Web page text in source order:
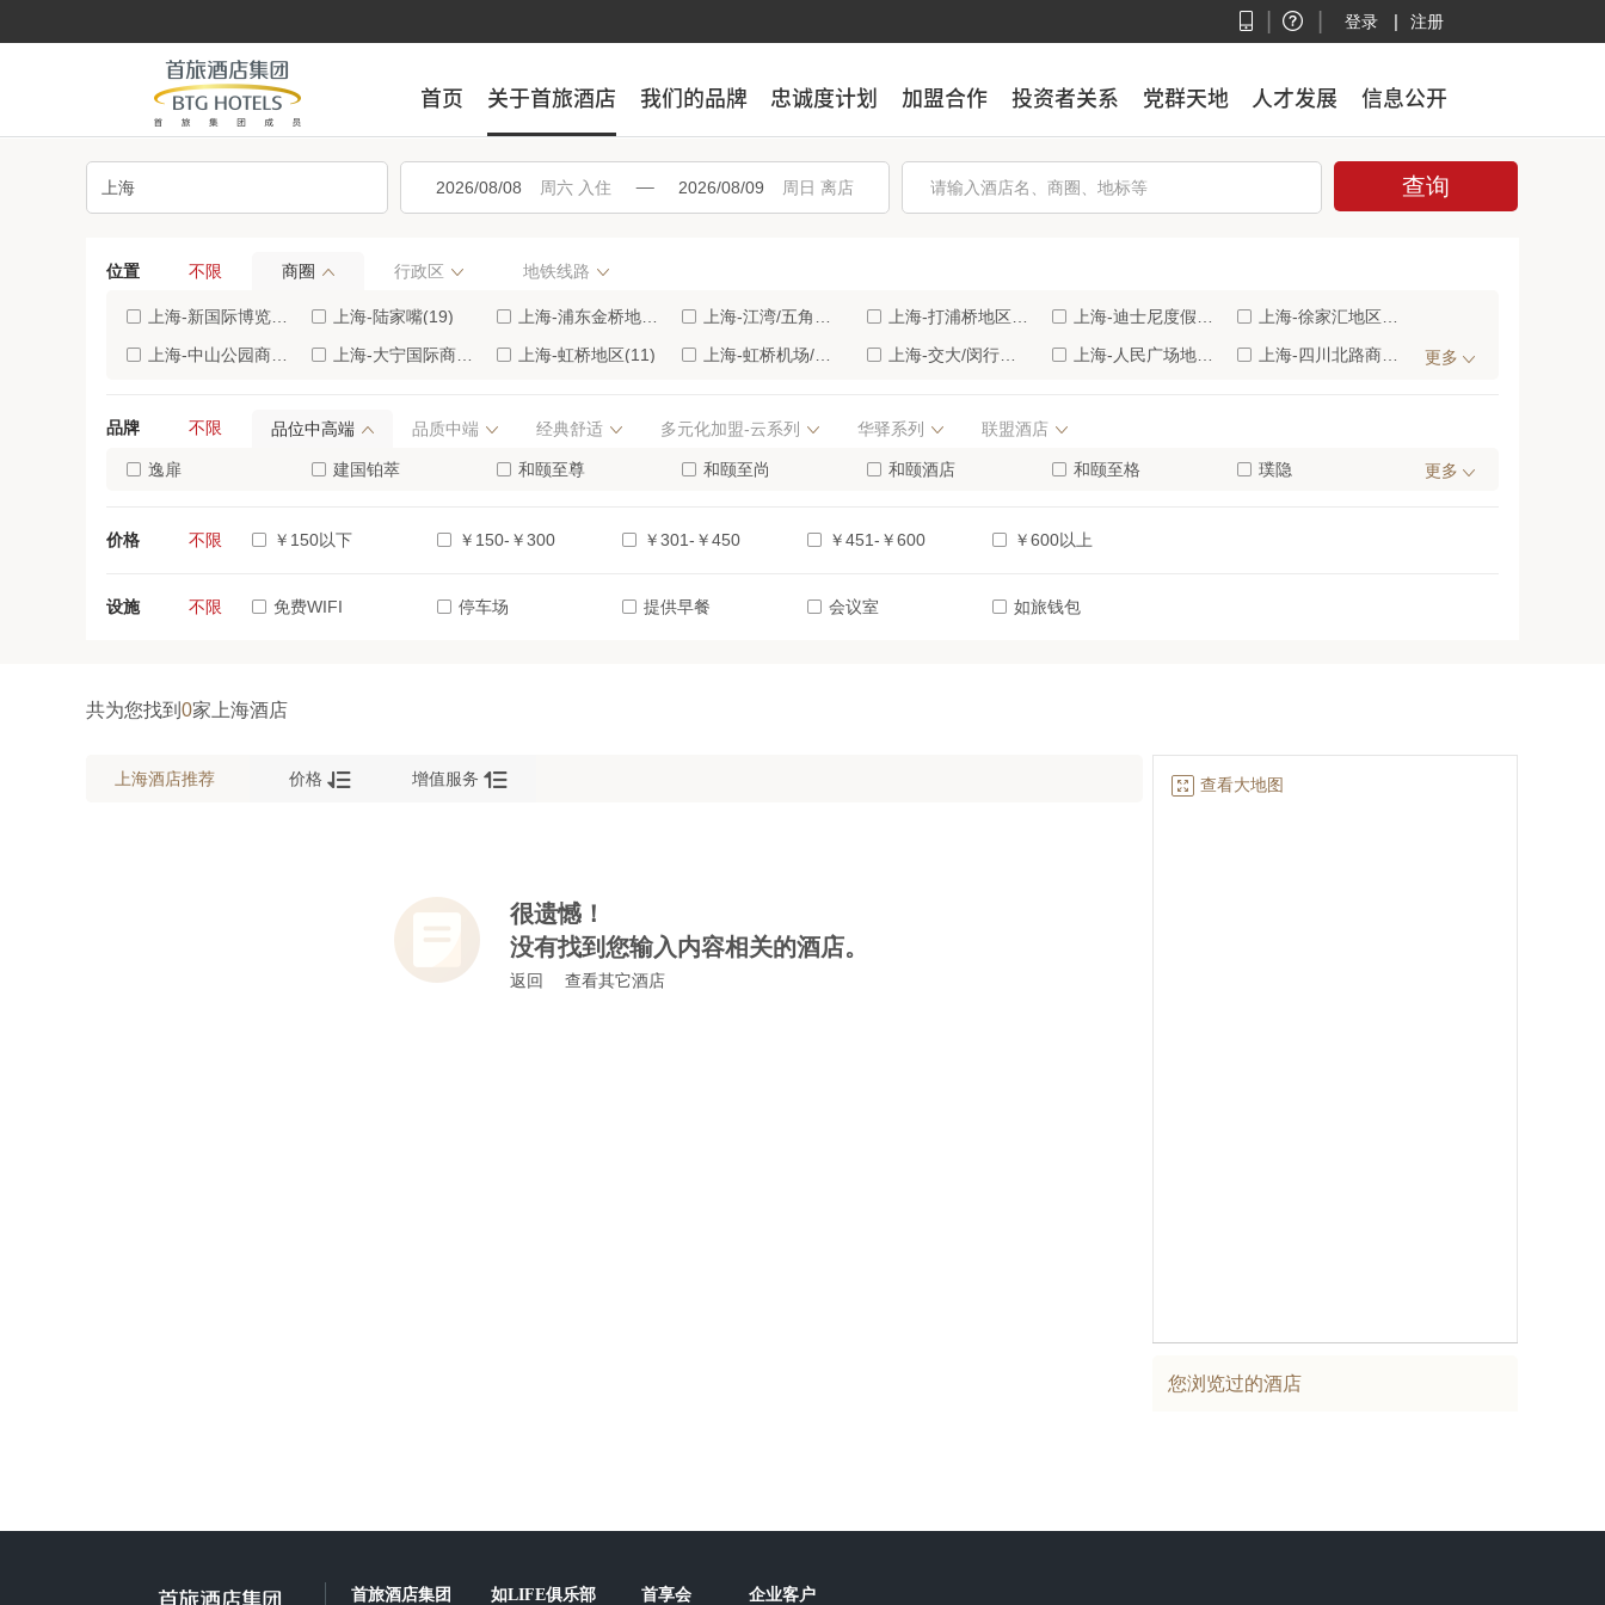
登录 | 注册
首页 关于首旅酒店 我们的品牌 忠诚度计划 加盟合作 投资者关系 党群天地 人才发展 信息公开
首页 关于首旅酒店 我们的品牌 忠诚度计划 加盟合作 投资者关系 党群天地 人才发展 信息公开
入住 离店
位置 不限 商圈 行政区 地铁线路
上海-新国际博览中心/世博园(38) 上海-陆家嘴(19) 上海-浦东金桥地区(19) 上海-江湾/五角场商业区(18) 上海-打浦桥地区(15) 上海-迪士尼度假区(12)
上海-徐家汇地区(12)
上海-中山公园商业区(12)
上海-大宁国际商业区(11) 上海-虹桥地区(11) 上海-虹桥机场/国家会展中心(11) 上海-交大/闵行经济开发区(11) 上海-人民广场地区(11)
上海-四川北路商业区(11)
上海-北外滩地区(7)
上海-嘉定新城(7) 上海-南汇/野生动物园(7) 上海-浦东张江地区(7) 上海-上海火车站地区(7)
上海-周浦康桥地区(6)
上海-顾村公园地区(5) 上海-淮海路/新天地地区(5) 上海-浦东外高桥地区(5) 上海-前滩(5) 上海-莘庄工业区(5)
上海-崇明岛/长兴岛/横沙岛(4)
百联又一城(1)
更多
品牌 不限 品位中高端 品质中端 经典舒适 多元化加盟-云系列 华驿系列 联盟酒店
逸扉 建国铂萃 和颐至尊 和颐至尚 和颐酒店 和颐至格
璞隐
更多
价格 不限 ￥150以下 ￥150-￥300 ￥301-￥450 ￥451-￥600 ￥600以上
设施 不限 免费WIFI 停车场 提供早餐 会议室 如旅钱包
共为您找到 0家上海酒店
上海酒店推荐 价格  增值服务 
很遗憾！
没有找到您输入内容相关的酒店。
返回 查看其它酒店
 查看大地图
您浏览过的酒店
首旅酒店集团 如LIFE俱乐部 首享会 企业客户